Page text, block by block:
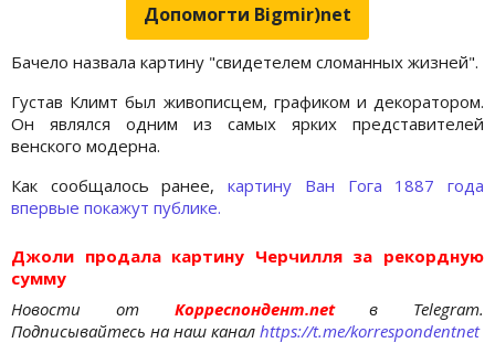
Допомогти Bigmir)net
Бачело назвала картину "свидетелем сломанных жизней".
Густав Климт был живописцем, графиком и декоратором.
Он являлся одним из самых ярких представителей
венского модерна.
Как сообщалось ранее,картину Ван Гога 1887 года
впервые покажут публике.
Джоли продала картину Черчилля за рекордную
сумму
Новости отКорреспондент.netв Telegram.
Подписывайтесь на наш канал https://t.me/korrespondentnet